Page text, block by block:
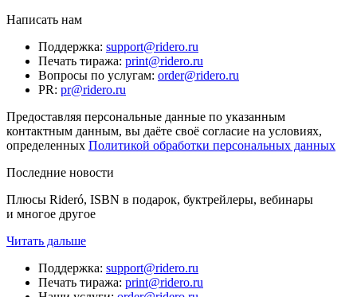
Написать нам
Поддержка: support@ridero.ru
Печать тиража: print@ridero.ru
Вопросы по услугам: order@ridero.ru
PR: pr@ridero.ru
Предоставляя персональные данные по указанным
контактным данным, вы даёте своё согласие на условиях,
определенных Политикой обработки персональных данных
Последние новости
Плюсы Rideró, ISBN в подарок, буктрейлеры, вебинары
и многое другое
Читать дальше
Поддержка: support@ridero.ru
Печать тиража: print@ridero.ru